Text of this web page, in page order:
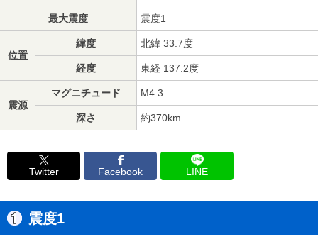
最大震度 震度1
位置
緯度 北緯 33.7度
経度 東経 137.2度
震源
マグニチュード M4.3
深さ 約370km
Twitter Facebook LINE
震度1